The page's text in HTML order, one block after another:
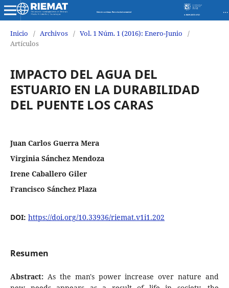
Revista de Investigaciones en Energía Medio Ambiente y Tecnología RIEMAT ISSN 2588-0721
Inicio / Archivos / Vol. 1 Núm. 1 (2016): Enero-Junio
/
Artículos
IMPACTO DEL AGUA DEL
ESTUARIO EN LA DURABILIDAD
DEL PUENTE LOS CARAS
Juan Carlos Guerra Mera
Virginia Sánchez Mendoza
Irene Caballero Giler
Francisco Sánchez Plaza
DOI: https://doi.org/10.33936/riemat.v1i1.202
Resumen
Abstract: As the man's power increase over nature and